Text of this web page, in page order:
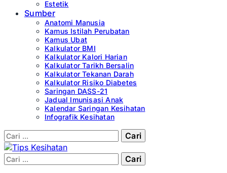
Estetik
Sumber
Anatomi Manusia
Kamus Istilah Perubatan
Kamus Ubat
Kalkulator BMI
Kalkulator Kalori Harian
Kalkulator Tarikh Bersalin
Kalkulator Tekanan Darah
Kalkulator Risiko Diabetes
Saringan DASS-21
Jadual Imunisasi Anak
Kalendar Saringan Kesihatan
Infografik Kesihatan
Cari:
Cari: